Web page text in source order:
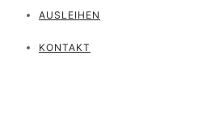
AUSLEIHEN
KONTAKT